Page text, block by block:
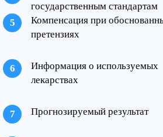
государственным стандартам
Компенсация при
претензиях
Информация о используемых
лекарствах
Прогнозируемый результат